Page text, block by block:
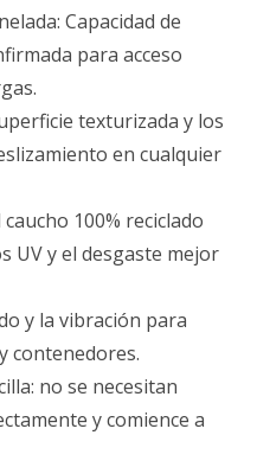
Capacidad de
para acceso
texturizada y los
en cualquier
100% reciclado
UV y el desgaste mejor
y la vibración para
contenedores.
no se necesitan
y comience a